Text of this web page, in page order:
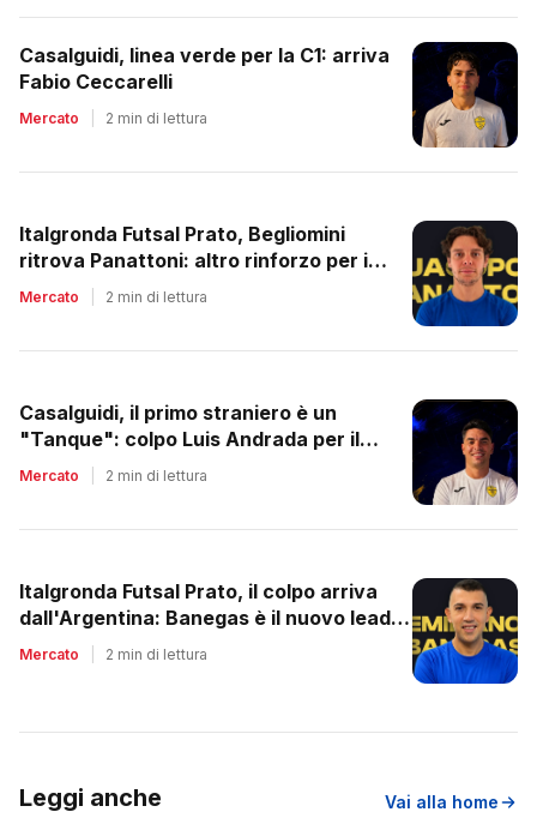
Casalguidi, linea verde per la C1: arriva
Fabio Ceccarelli
Mercato 2 min di lettura
Italgronda Futsal Prato, Begliomini
ritrova Panattoni: altro rinforzo per i
biancazzurri
Mercato 2 min di lettura
Casalguidi, il primo straniero è un
"Tanque": colpo Luis Andrada per il
debutto in C1
Mercato 2 min di lettura
Italgronda Futsal Prato, il colpo arriva
dall'Argentina: Banegas è il nuovo leader
dei biancazzurri
Mercato 2 min di lettura
Leggi anche Vai alla home